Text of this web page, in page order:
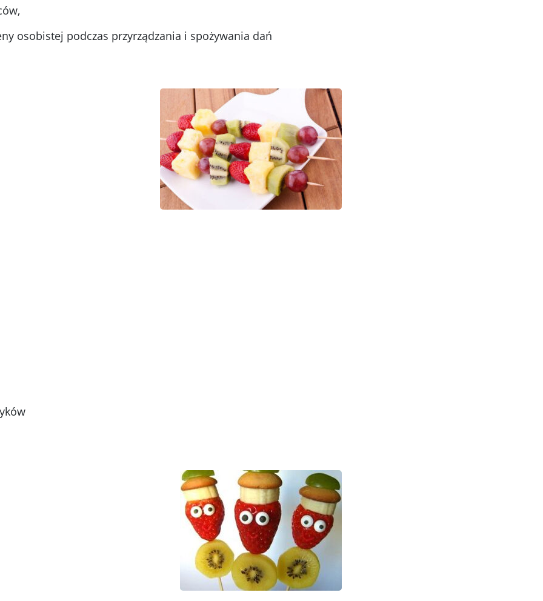
osobistej podczas przyrządzania i spożywania dań